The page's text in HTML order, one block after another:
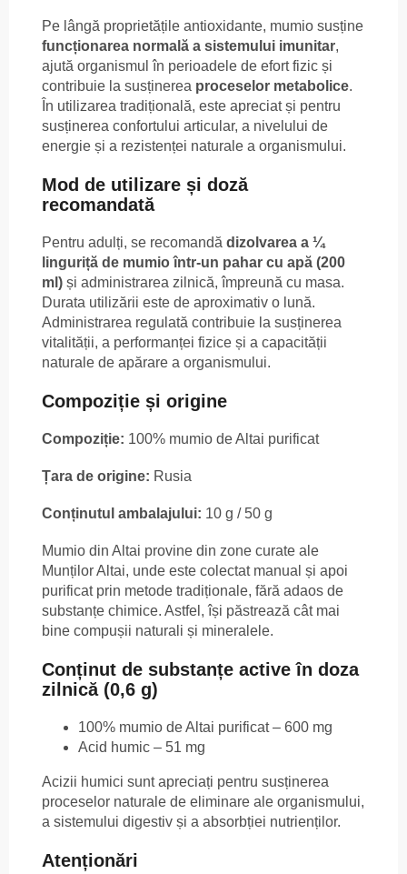
Pe lângă proprietățile antioxidante, mumio susține
funcționarea normală a sistemului imunitar,
ajută organismul în perioadele de efort fizic și
contribuie la susținerea proceselor metabolice.
În utilizarea tradițională, este apreciat și pentru
susținerea confortului articular, a nivelului de
energie și a rezistenței naturale a organismului.
Mod de utilizare și doză
recomandată
Pentru adulți, se recomandă dizolvarea a ¼
linguriță de mumio într-un pahar cu apă (200
ml) și administrarea zilnică, împreună cu masa.
Durata utilizării este de aproximativ o lună.
Administrarea regulată contribuie la susținerea
vitalității, a performanței fizice și a capacității
naturale de apărare a organismului.
Compoziție și origine
Compoziție: 100% mumio de Altai purificat
Țara de origine: Rusia
Conținutul ambalajului: 10 g / 50 g
Mumio din Altai provine din zone curate ale
Munților Altai, unde este colectat manual și apoi
purificat prin metode tradiționale, fără adaos de
substanțe chimice. Astfel, își păstrează cât mai
bine compușii naturali și mineralele.
Conținut de substanțe active în doza
zilnică (0,6 g)
100% mumio de Altai purificat – 600 mg
Acid humic – 51 mg
Acizii humici sunt apreciați pentru susținerea
proceselor naturale de eliminare ale organismului,
a sistemului digestiv și a absorbției nutrienților.
Atenționări